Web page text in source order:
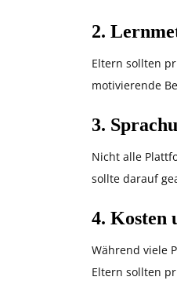
2.
Eltern sollten
motivierende
3.
Nicht alle
sollte darauf
4. Kosten
Während viele
Eltern sollten